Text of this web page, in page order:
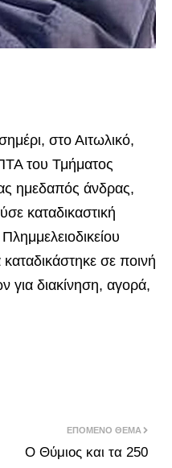
στο Αιτωλικό,
του Τμήματος
ημεδαπός άνδρας,
καταδικαστική
σε ποινή
για διακίνηση, αγορά,
ΕΠΌΜΕΝΟ ΘΈΜΑ
Ο Θύμιος και τα 250